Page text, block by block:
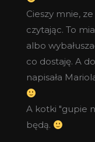
Cieszy mnie,
czytając. To
albo
co dostaję. A
napisała
A kotki "gupie
będą.